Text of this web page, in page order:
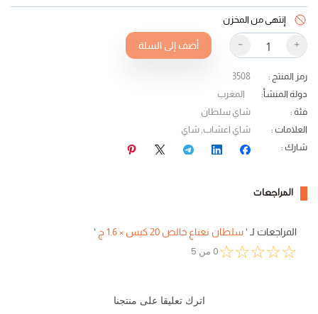
إنتهى من المخزن
- + أضف إلى السلة
رمز المنتج :
3508
دولة المنشأ:
المغرب
فئة :
شاي سلطان
العلامات : شاي اعشاب, شاي
شارك :
المراجعات
المراجعات لـ ‘سلطان نعناع خالص 20 كيس × 1.6 ج ‘
☆
☆
☆
☆
☆
0 من
اترك تعليقا على منتجنا